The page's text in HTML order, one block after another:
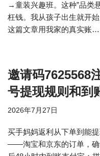
→童装兴趣班。这种”品类
枉钱。我从孩子出生就开
这篇文章用我家的真实账…
邀请码7625568
号提现规则和到
2026年7月27日
买手妈妈返利从下单到能
——淘宝和京东的订单，确